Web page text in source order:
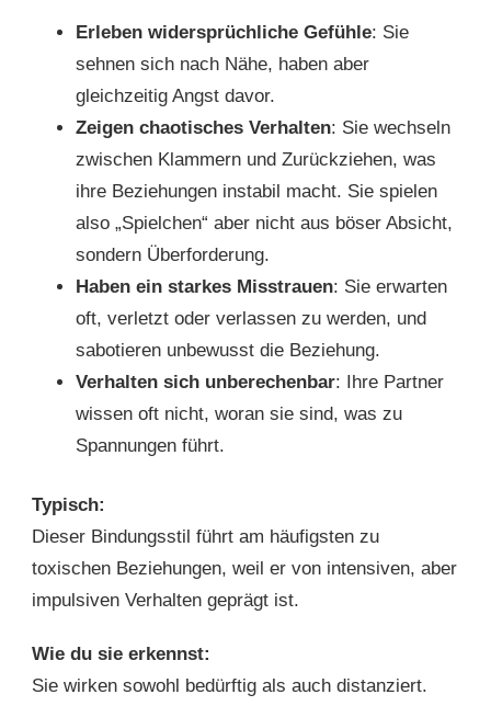
Erleben widersprüchliche Gefühle: Sie
sehnen sich nach Nähe, haben aber
gleichzeitig Angst davor.
Zeigen chaotisches Verhalten: Sie wechseln
zwischen Klammern und Zurückziehen, was
ihre Beziehungen instabil macht. Sie spielen
also „Spielchen“ aber nicht aus böser Absicht,
sondern Überforderung.
Haben ein starkes Misstrauen: Sie erwarten
oft, verletzt oder verlassen zu werden, und
sabotieren unbewusst die Beziehung.
Verhalten sich unberechenbar: Ihre Partner
wissen oft nicht, woran sie sind, was zu
Spannungen führt.
Typisch:
Dieser Bindungsstil führt am häufigsten zu
toxischen Beziehungen, weil er von intensiven, aber
impulsiven Verhalten geprägt ist.
Wie du sie erkennst:
Sie wirken sowohl bedürftig als auch distanziert.